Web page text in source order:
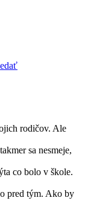
rodičov. Ale
sa nesmeje,
co bolo v škole.
pred tým. Ako by